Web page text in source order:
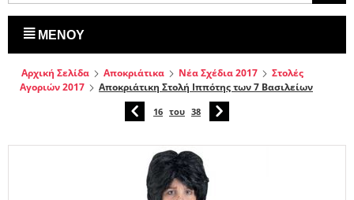
ΜΕΝΟΎ
Αρχική Σελίδα Αποκριάτικα Νέα Σχέδια 2017
Στολές
Αγοριών 2017
Αποκριάτικη Στολή Ιππότης των 7 Βασιλείων
16 του 38